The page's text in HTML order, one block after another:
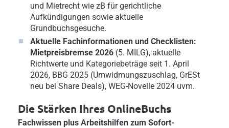
und Mietrecht wie zB für gerichtliche
Aufkündigungen sowie aktuelle
Grundbuchsgesuche.
Aktuelle Fachinformationen und Checklisten:
Mietpreisbremse 2026 (5. MILG), aktuelle
Richtwerte und Kategoriebeträge seit 1. April
2026, BBG 2025 (Umwidmungszuschlag, GrESt
neu bei Share Deals), WEG-Novelle 2024 uvm.
Die Stärken Ihres OnlineBuchs
Fachwissen plus Arbeitshilfen zum Sofort-